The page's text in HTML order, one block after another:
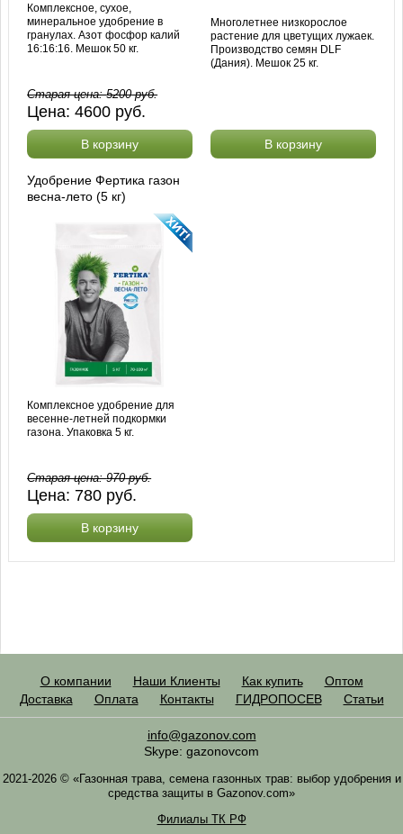
Комплексное, сухое,
минеральное удобрение в
гранулах. Азот фосфор калий
16:16:16. Мешок 50 кг.
Старая цена:5200руб.
Цена:4600 руб.
В корзину
Многолетнее низкорослое
растение для цветущих лужаек.
Производство семян DLF
(Дания). Мешок 25 кг.
В корзину
Удобрение Фертика газон
весна-лето (5 кг)
Комплексное удобрение для
весенне-летней подкормки
газона. Упаковка 5 кг.
Старая цена:970руб.
Цена: 780 руб.
В корзину
О компании Наши Клиенты Как купить
Оптом
Доставка
Оплата Контакты ГИДРОПОСЕВ Статьи
info@gazonov.com
Skype: gazonovcom
2021-2026 © «Газонная трава, семена газонных трав: выбор удобрения и
средства защиты в Gazonov.com»
Филиалы ТК РФ